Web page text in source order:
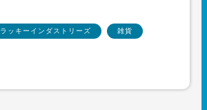
ラッキーインダストリーズ 雑貨